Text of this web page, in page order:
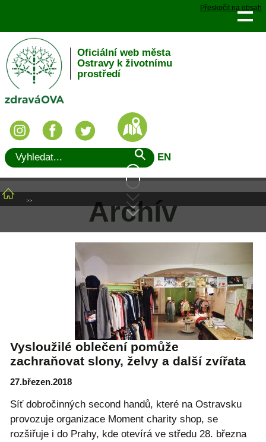
Přeskočit na obsah
Oficiální web města
Ostravy k životnímu
prostředí
EN
Archív
Vysloužilé oblečení pomůže
zachraňovat slony, želvy a další zvířata
27.březen.2018
Síť dobročinných second handů, které na Ostravsku
provozuje organizace Moment charity shop, se
rozšiřuje i do Prahy, kde otevírá ve středu 28. března